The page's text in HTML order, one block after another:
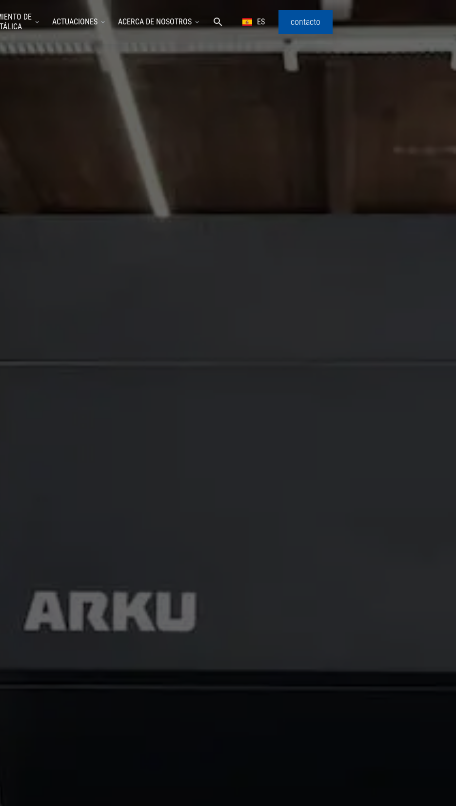
DE
ACTUACIONES ACERCA DE NOSOTROS ES contacto